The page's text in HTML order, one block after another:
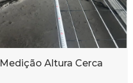
Medição Altura Cerca